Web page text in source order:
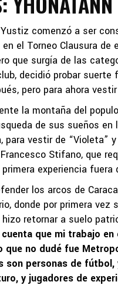
comenzó a ser
en el Torneo Clausura de
que surgía de las
decidió probar
pero para ahora
la montaña del
de sus sueños
para vestir de
Stifano, que
experiencia
los arcos de
donde por primera
retornar a suelo
que mi trabajo
que no dudé fue
son personas de
y jugadores de